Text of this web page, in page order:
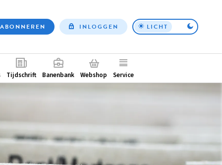
Top
ABONNEREN INLOGGEN LICHT
Tijdschrift Banenbank Webshop Service